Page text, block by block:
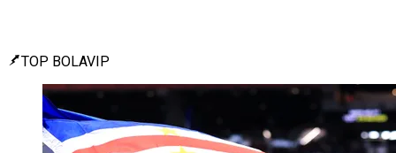
TOP BOLAVIP